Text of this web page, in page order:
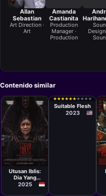
Allan
Sebastian
Art Direction ·
Art
Amanda
Castianita
Production
Manager ·
Production
Contenido similar
Película
Dyan Sunu
Utusan Iblis:
Dia Yang
Berada di
2025
★
★★
★★
★★
★★
★★
★★
★ ★
★ ★
★ ★
★
Joe Lynch
Suitable Flesh
2023